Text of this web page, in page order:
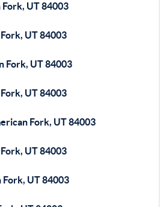
UT 84003
UT 84003
Fork, UT 84003
UT 84003
Fork, UT 84003
UT 84003
Fork, UT 84003